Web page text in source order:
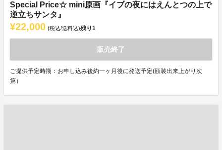
Special Price☆ mini原画『イブの夜にはえんとつの上で
逆立ちサンタ』
¥22,000 (税込/送料込)残り1
販売終了
ご提供予定時期：お申し込み後約一ヶ月後に発送予定(額装出来上がり次
第）